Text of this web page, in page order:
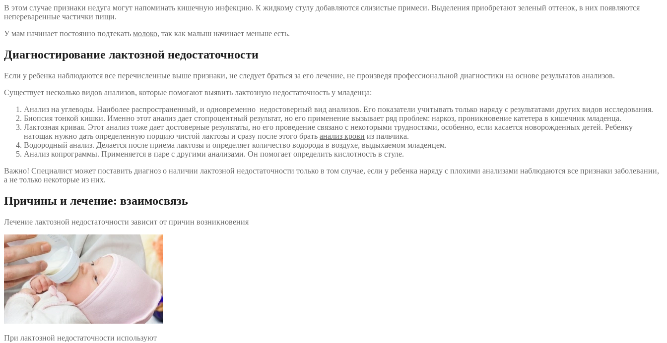
В этом случае признаки недуга могут напоминать кишечную инфекцию. К жидкому стулу добавляются слизистые примеси. Выделения приобретают зеленый оттенок, в них появляются
непереваренные частички пищи.
У мам начинает постоянно подтекать молоко, так как малыш начинает меньше есть.
Диагностирование лактозной недостаточности
Если у ребенка наблюдаются все перечисленные выше признаки, не следует браться за его лечение, не произведя профессиональной диагностики на основе результатов анализов.
Существует несколько видов анализов, которые помогают выявить лактозную недостаточность у младенца:
Анализ на углеводы. Наиболее распространенный, и одновременно недостоверный вид анализов. Его показатели учитывать только наряду с результатами других видов исследования.
Биопсия тонкой кишки. Именно этот анализ дает стопроцентный результат, но его применение вызывает ряд проблем: наркоз, проникновение катетера в кишечник младенца.
Лактозная кривая. Этот анализ тоже дает достоверные результаты, но его проведение связано с некоторыми трудностями, особенно, если касается новорожденных детей. Ребенку
натощак нужно дать определенную порцию чистой лактозы и сразу после этого брать анализ крови из пальчика.
Водородный анализ. Делается после приема лактозы и определяет количество водорода в воздухе, выдыхаемом младенцем.
Анализ копрограммы. Применяется в паре с другими анализами. Он помогает определить кислотность в стуле.
Важно! Специалист может поставить диагноз о наличии лактозной недостаточности только в том случае, если у ребенка наряду с плохими анализами наблюдаются все признаки заболевании,
а не только некоторые из них.
Причины и лечение: взаимосвязь
Лечение лактозной недостаточности зависит от причин возникновения
При лактозной недостаточности используют